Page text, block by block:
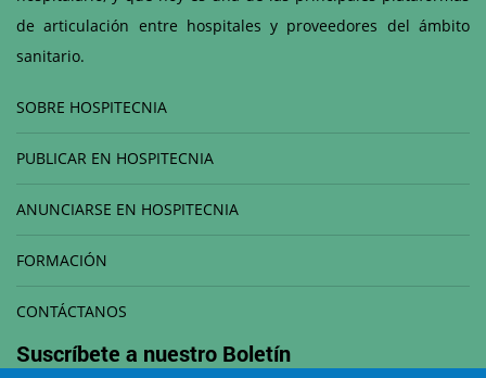
de articulación entre hospitales y proveedores del ámbito
sanitario.
SOBRE HOSPITECNIA
PUBLICAR EN HOSPITECNIA
ANUNCIARSE EN HOSPITECNIA
FORMACIÓN
CONTÁCTANOS
Suscríbete a nuestro Boletín